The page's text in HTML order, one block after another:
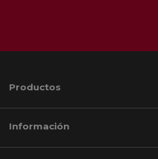
Productos
Información